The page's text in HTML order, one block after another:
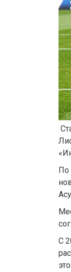
По
С